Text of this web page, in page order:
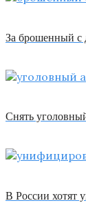
За брошенный с
Снять
В России хотят